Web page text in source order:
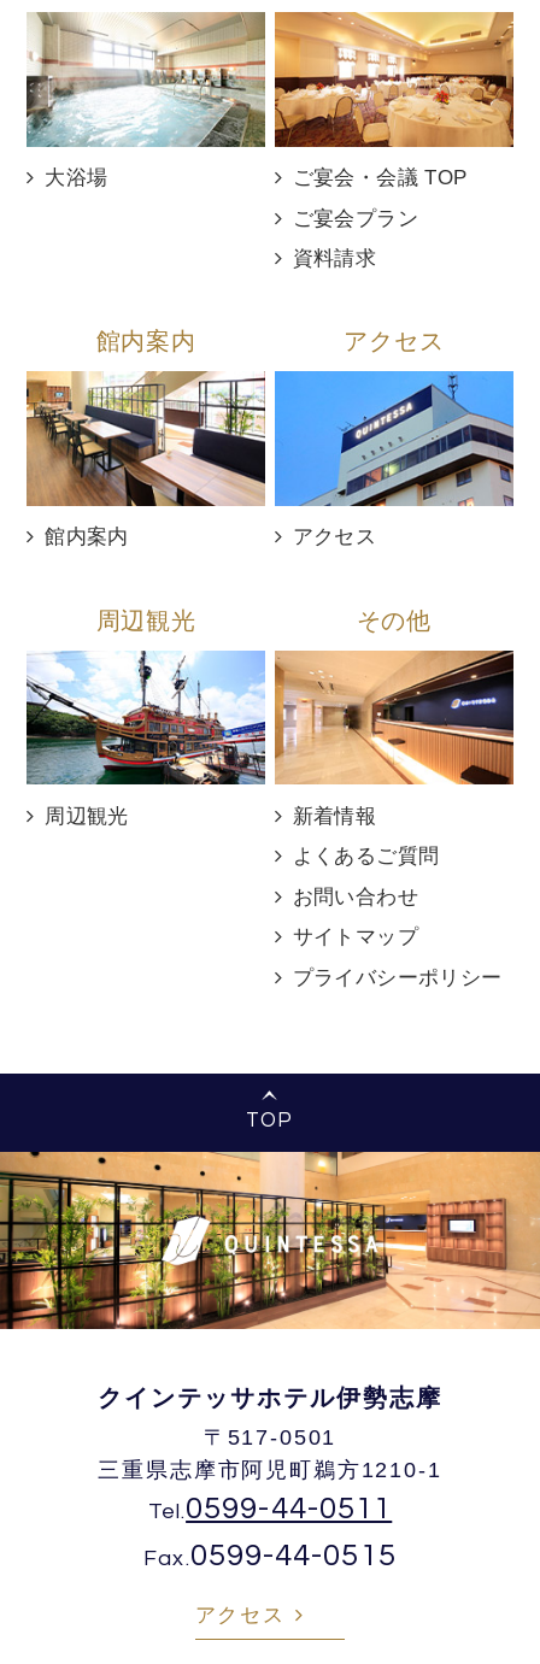
大浴場
ご宴会・会議 TOP
ご宴会プラン
資料請求
館内案内
館内案内
アクセス
アクセス
周辺観光
周辺観光
その他
新着情報
よくあるご質問
お問い合わせ
サイトマップ
プライバシーポリシー
TOP
クインテッサホテル伊勢志摩
〒517-0501
三重県志摩市阿児町鵜方1210-1
Tel.0599-44-0511
Fax.0599-44-0515
アクセス